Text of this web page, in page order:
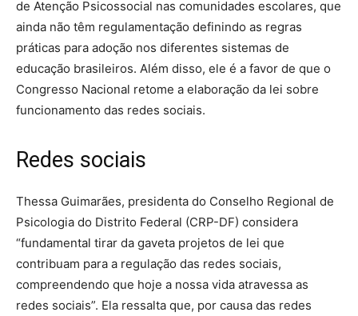
de Atenção Psicossocial nas comunidades escolares, que
ainda não têm regulamentação definindo as regras
práticas para adoção nos diferentes sistemas de
educação brasileiros. Além disso, ele é a favor de que o
Congresso Nacional retome a elaboração da lei sobre
funcionamento das redes sociais.
Redes sociais
Thessa Guimarães, presidenta do Conselho Regional de
Psicologia do Distrito Federal (CRP-DF) considera
“fundamental tirar da gaveta projetos de lei que
contribuam para a regulação das redes sociais,
compreendendo que hoje a nossa vida atravessa as
redes sociais”. Ela ressalta que, por causa das redes